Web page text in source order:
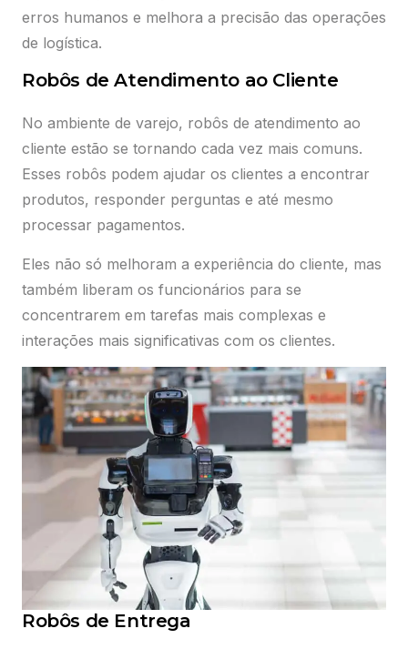
erros humanos e melhora a precisão das operações
de logística.
Robôs de Atendimento ao Cliente
No ambiente de varejo, robôs de atendimento ao
cliente estão se tornando cada vez mais comuns.
Esses robôs podem ajudar os clientes a encontrar
produtos, responder perguntas e até mesmo
processar pagamentos.
Eles não só melhoram a experiência do cliente, mas
também liberam os funcionários para se
concentrarem em tarefas mais complexas e
interações mais significativas com os clientes.
Robôs de Entrega